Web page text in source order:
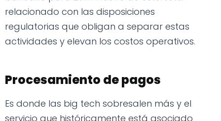
relacionado con las disposiciones
regulatorias que obligan a separar estas
actividades y elevan los costos operativos.
Procesamiento de pagos
Es donde las big tech sobresalen más y el
servicio que históricamente está asociado